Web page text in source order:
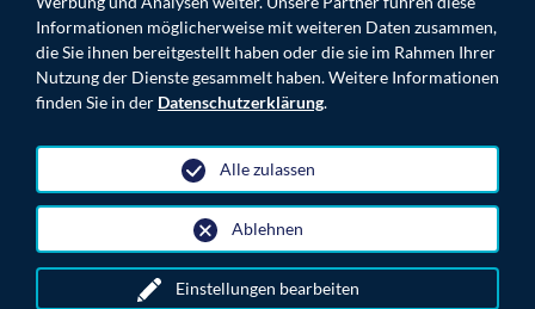
Informationen möglicherweise mit weiteren Daten zusammen,
die Sie ihnen bereitgestellt haben oder die sie im Rahmen Ihrer
Nutzung der Dienste gesammelt haben. Weitere Informationen
finden Sie in der Datenschutzerklärung.
Einstellungen bearbeiten
Ablehnen
Alle zulassen
© 2026 MOONROC ADVISORY PARTNERS GmbH